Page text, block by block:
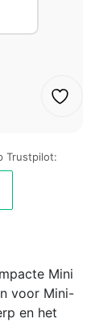
Trustpilot:
Mini
voor Mini-
en het